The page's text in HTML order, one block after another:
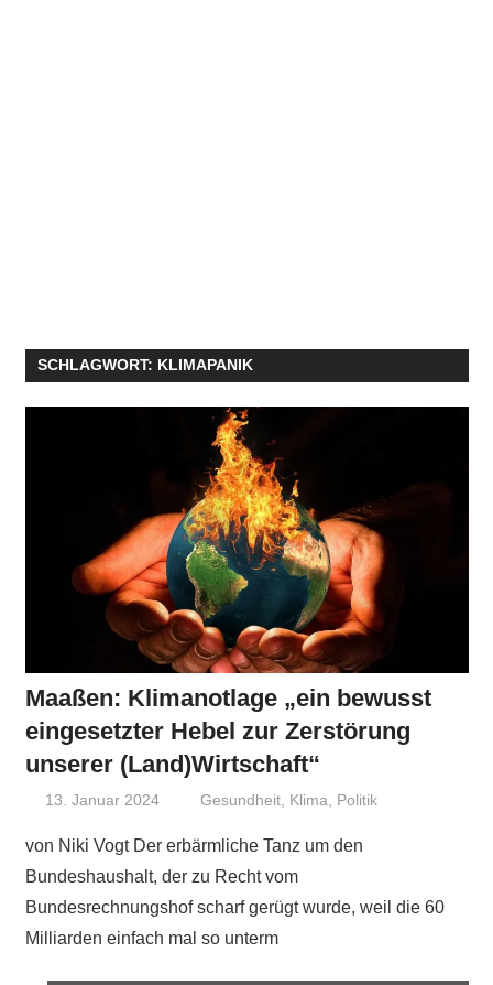
SCHLAGWORT: KLIMAPANIK
Maaßen: Klimanotlage „ein bewusst
eingesetzter Hebel zur Zerstörung
unserer (Land)Wirtschaft“
13. Januar 2024 Niki Vogt
Gesundheit, Klima, Politik
von Niki Vogt Der erbärmliche Tanz um den
Bundeshaushalt, der zu Recht vom
Bundesrechnungshof scharf gerügt wurde, weil die 60
Milliarden einfach mal so unterm